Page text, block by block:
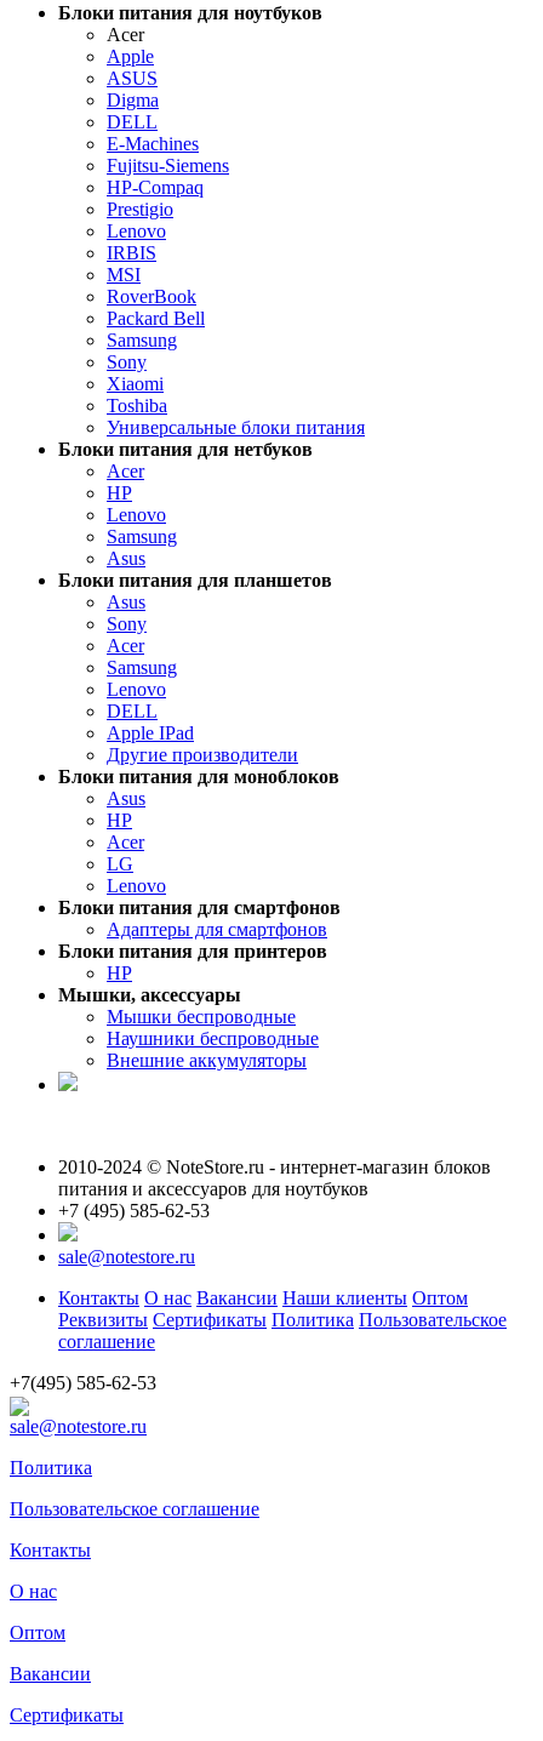
Блоки питания для ноутбуков
Acer
Apple
ASUS
Digma
DELL
E-Machines
Fujitsu-Siemens
HP-Compaq
Prestigio
Lenovo
IRBIS
MSI
RoverBook
Packard Bell
Samsung
Sony
Xiaomi
Toshiba
Универсальные блоки питания
Блоки питания для нетбуков
Acer
HP
Lenovo
Samsung
Asus
Блоки питания для планшетов
Asus
Sony
Acer
Samsung
Lenovo
DELL
Apple IPad
Другие производители
Блоки питания для моноблоков
Asus
HP
Acer
LG
Lenovo
Блоки питания для смартфонов
Адаптеры для смартфонов
Блоки питания для принтеров
HP
Мышки, аксессуары
Мышки беспроводные
Наушники беспроводные
Внешние аккумуляторы
2010-2024 © NoteStore.ru - интернет-магазин блоков
питания и аксессуаров для ноутбуков
+7 (495) 585-62-53
sale@notestore.ru
Контакты О нас Вакансии Наши клиенты Оптом
Реквизиты Сертификаты Политика Пользовательское
соглашение
+7(495) 585-62-53
sale@notestore.ru
Политика
Пользовательское соглашение
Контакты
О нас
Оптом
Вакансии
Сертификаты